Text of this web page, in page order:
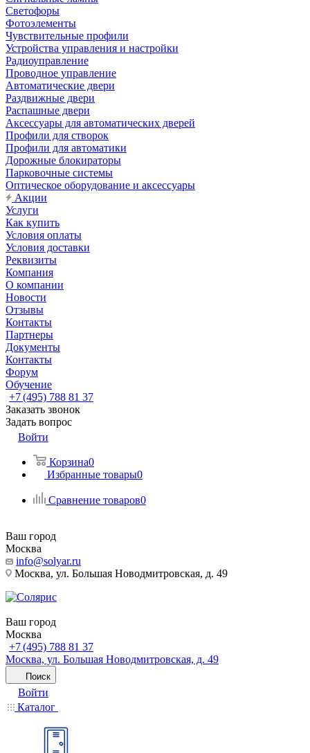
Светофоры
Фотоэлементы
Чувствительные профили
Устройства управления и настройки
Радиоуправление
Проводное управление
Автоматические двери
Раздвижные двери
Распашные двери
Аксессуары для автоматических дверей
Профили для створок
Профили для автоматики
Дорожные блокираторы
Парковочные системы
Оптическое оборудование и аксессуары
Акции
Услуги
Как купить
Условия оплаты
Условия доставки
Реквизиты
Компания
О компании
Новости
Отзывы
Контакты
Партнеры
Документы
Контакты
Форум
Обучение
+7 (495) 788 81 37
Заказать звонок
Задать вопрос
Войти
Корзина0
Избранные товары0
Сравнение товаров0
Ваш город
Москва
info@solyar.ru
Москва, ул. Большая Новодмитровская, д. 49
Ваш город
Москва
+7 (495) 788 81 37
Москва, ул. Большая Новодмитровская, д. 49
Поиск
Войти
Каталог